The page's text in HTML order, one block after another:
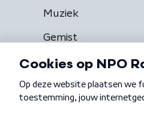
Muziek
Gemist
Algemene voorwaarden